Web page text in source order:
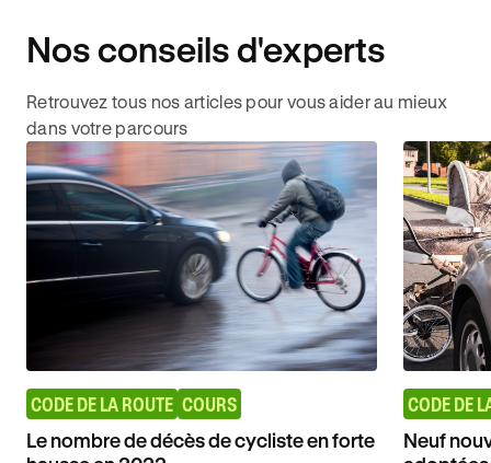
Nos conseils d'experts
Retrouvez tous nos articles pour vous aider au mieux
dans votre parcours
CODE DE LA ROUTE COURS
Le nombre de décès de cycliste en forte
CODE DE
Neuf